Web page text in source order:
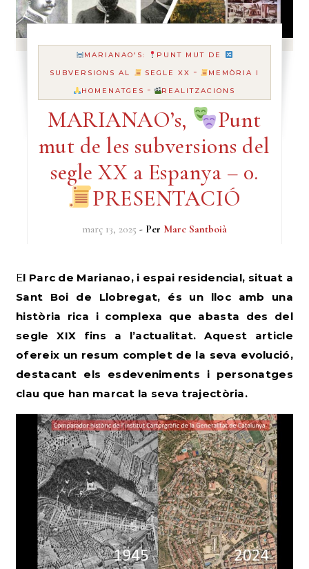
MARIANAO'S:
PUNT MUT DE
SUBVERSIONS AL
SEGLE XX -
MEMÒRIA I
HOMENATGES - REALITZACIONS
MARIANAO’s,
Punt
mut de les subversions del
segle XX a Espanya – 0.
PRESENTACIÓ
març 13, 2025 - Per Marc Santboià
El Parc de Marianao, i espai residencial, situat a
Sant Boi de Llobregat, és un lloc amb una
història rica i complexa que abasta des del
segle XIX fins a l’actualitat. Aquest article
ofereix un resum complet de la seva evolució,
destacant els esdeveniments i personatges
clau que han marcat la seva trajectòria.